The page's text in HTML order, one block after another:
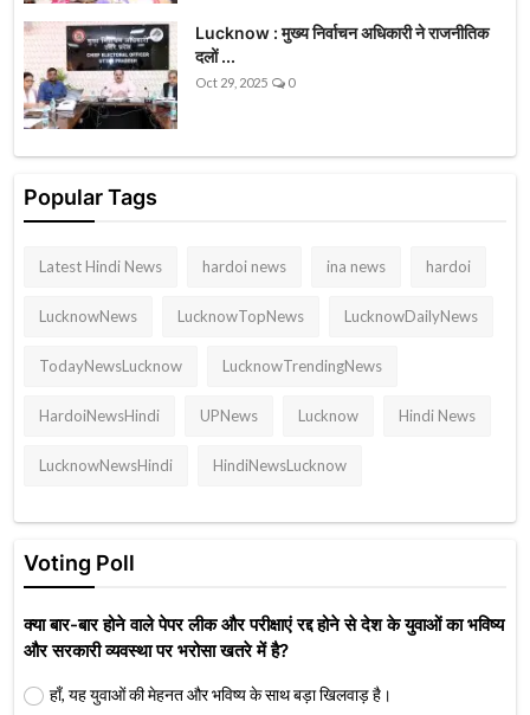
Lucknow : मुख्य निर्वाचन अधिकारी ने राजनीतिक
दलों ...
Oct 29, 2025 0
Popular Tags
Latest Hindi News hardoi news ina news hardoi
LucknowNews LucknowTopNews LucknowDailyNews
TodayNewsLucknow LucknowTrendingNews
HardoiNewsHindi UPNews Lucknow Hindi News
LucknowNewsHindi HindiNewsLucknow
Voting Poll
क्या बार-बार होने वाले पेपर लीक और परीक्षाएं रद्द होने से देश के युवाओं का भविष्य
और सरकारी व्यवस्था पर भरोसा खतरे में है?
हाँ, यह युवाओं की मेहनत और भविष्य के साथ बड़ा खिलवाड़ है।